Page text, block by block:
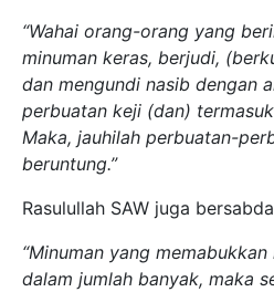
“Wahai orang-orang yang
minuman keras, berjudi,
dan mengundi nasib dengan
perbuatan keji (dan)
Maka, jauhilah perbuatan-
beruntung.”
Rasulullah SAW juga
“Minuman yang
dalam jumlah banyak, maka